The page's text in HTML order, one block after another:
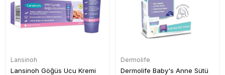
Lansinoh
Lansinoh Göğüs Ucu Kremi
Dermolife
Dermolife Baby's Anne Sütü